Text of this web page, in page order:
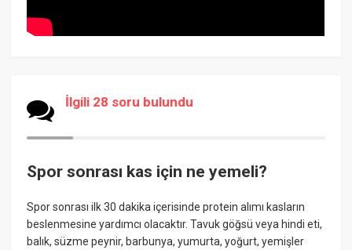
İlgili 28 soru bulundu
Spor sonrası kas için ne yemeli?
Spor sonrası ilk 30 dakika içerisinde protein alımı kasların
beslenmesine yardımcı olacaktır. Tavuk göğsü veya hindi eti,
balık, süzme peynir, barbunya, yumurta, yoğurt, yemişler